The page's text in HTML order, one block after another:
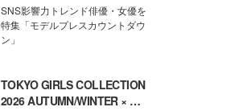
SNS影響力トレンド俳優・女優を
特集「モデルプレスカウントダウ
ン」
TOKYO GIRLS COLLECTION
2026 AUTUMN/WINTER × モ